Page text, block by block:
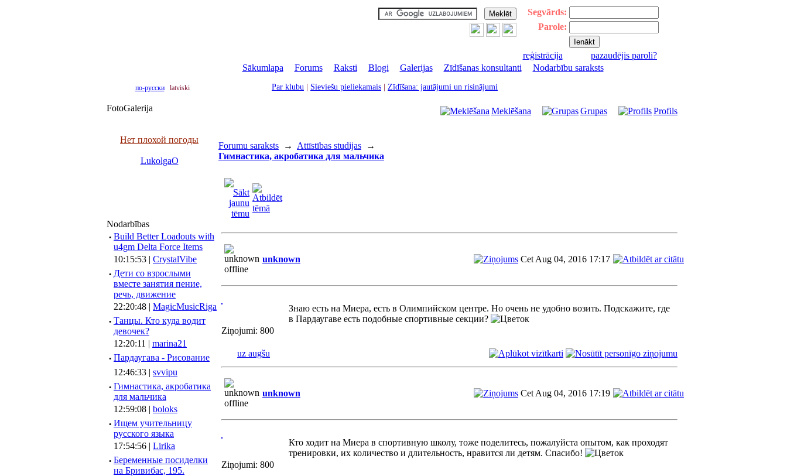
Segvārds:
Parole:
reģistrācija
pazaudējis paroli?
Sākumlapa
Forums| Raksti Blogi Galerijas| Zīdīšanas konsultanti Nodarbību saraksts
по-русски latviski Par klubu Sieviešu pieliekamais Zīdīšana: jautājumi un risinājumi
FotoGalerija
Нет плохой погоды
LukolgaO
Nodarbības
· Build Better Loadouts with
u4gm Delta Force Items
10:15:53 | CrystalVibe
· Дети со взрослыми
вместе занятия пение,
речь, движение
22:20:48 | MagicMusicRiga
· Танцы. Кто куда водит
девочек?
12:20:11 | marina21
· Пардаугава - Рисование
12:46:33 | svvipu
· Гимнастика, акробатика
для мальчика
12:59:08 | boloks
· Ищем учительницу
русского языка
17:54:56 | Lirika
· Беременные посиделки
на Бривибас, 195.
Meklēšana Grupas Profils
Forumu saraksts → Attīstības studijas →
Гимнастика, акробатика для мальчика
unknown Cet Aug 04, 2016 17:17
Ziņojumi: 800
Знаю есть на Миера, есть в Олимпийском центре. Но очень не удобно возить. Подскажите, где
в Пардаугаве есть подобные спортивные секции?
uz augšu
unknown Cet Aug 04, 2016 17:19
Ziņojumi: 800
Кто ходит на Миера в спортивную школу, тоже поделитесь, пожалуйста опытом, как проходят
тренировки, их количество и длительность, нравится ли детям. Спасибо!